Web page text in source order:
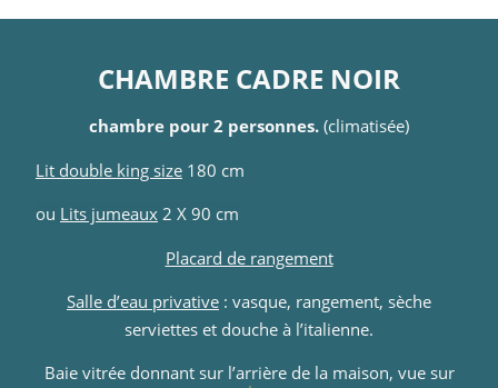
CHAMBRE CADRE NOIR
chambre pour 2 personnes. (climatisée)
Lit double king size 180 cm
ou Lits jumeaux 2 X 90 cm
Placard de rangement
Salle d’eau privative : vasque, rangement, sèche
serviettes et douche à l’italienne.
Baie vitrée donnant sur l’arrière de la maison, vue sur